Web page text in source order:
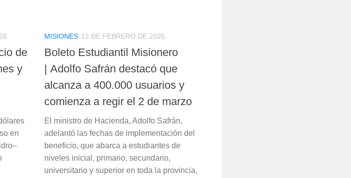
de
y
en
MISIONES 12 DE FEBRERO DE 2026
Boleto Estudiantil Misionero
| Adolfo Safrán destacó que
alcanza a 400.000 usuarios y
comienza a regir el 2 de marzo
El ministro de Hacienda, Adolfo Safrán,
adelantó las fechas de implementación del
beneficio, que abarca a estudiantes de
niveles inicial, primario, secundario,
universitario y superior en toda la provincia,